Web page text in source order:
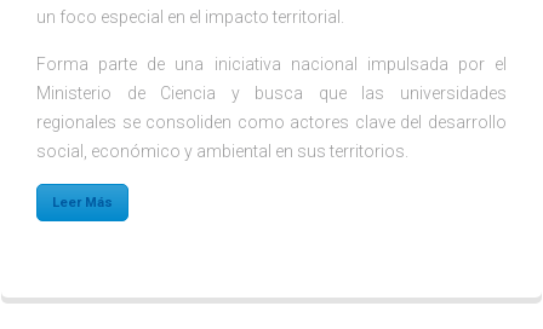
un foco especial en el impacto territorial.
Forma parte de una iniciativa nacional impulsada por el
Ministerio de Ciencia y busca que las universidades
regionales se consoliden como actores clave del desarrollo
social, económico y ambiental en sus territorios.
Leer Más